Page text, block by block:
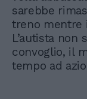
sarebbe
treno mentre
L’autista non
convoglio, il
tempo ad